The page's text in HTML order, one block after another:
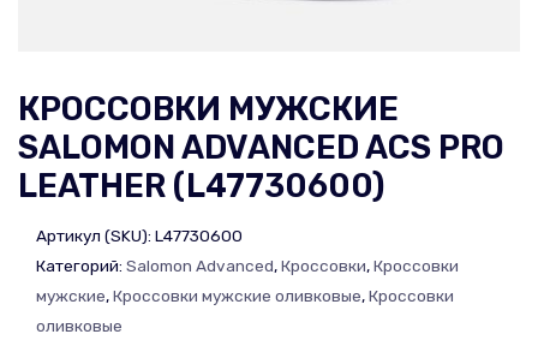
КРОССОВКИ МУЖСКИЕ
SALOMON ADVANCED ACS PRO
LEATHER (L47730600)
Артикул (SKU): L47730600
Категорий: Salomon Advanced,Кроссовки,Кроссовки
мужские,Кроссовки мужские оливковые,Кроссовки
оливковые